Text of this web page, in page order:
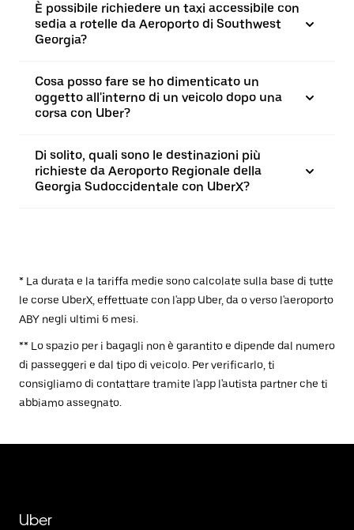
È possibile richiedere un taxi accessibile con
sedia a rotelle da Aeroporto di Southwest
Georgia?
Cosa posso fare se ho dimenticato un
oggetto all'interno di un veicolo dopo una
corsa con Uber?
Di solito, quali sono le destinazioni più
richieste da Aeroporto Regionale della
Georgia Sudoccidentale con UberX?
* La durata e la tariffa medie sono calcolate sulla base di tutte
le corse UberX, effettuate con l'app Uber, da o verso l'aeroporto
ABY negli ultimi 6 mesi.
** Lo spazio per i bagagli non è garantito e dipende dal numero
di passeggeri e dal tipo di veicolo. Per verificarlo, ti
consigliamo di contattare tramite l'app l'autista partner che ti
abbiamo assegnato.
Uber